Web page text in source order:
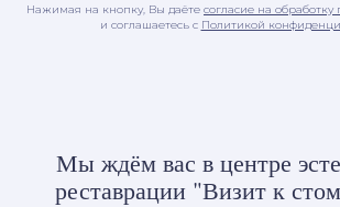
Нажимая на кнопку, Вы даёте согласие на
и соглашаетесь c Политикой
Мы ждём вас в центре
реставрации "Визит к